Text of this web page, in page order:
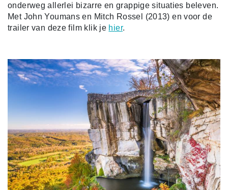
onderweg allerlei bizarre en grappige situaties beleven.
Met John Youmans en Mitch Rossel (2013) en voor de
trailer van deze film klik je hier.